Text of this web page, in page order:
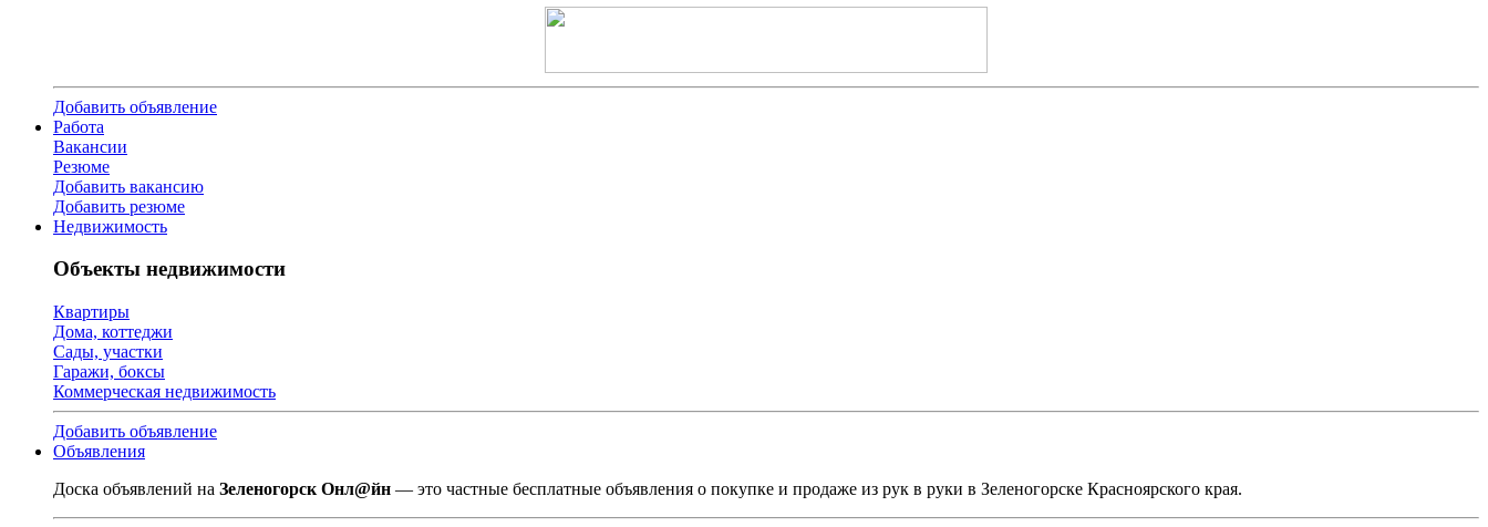
Добавить объявление
Работа
Вакансии
Резюме
Добавить вакансию
Добавить резюме
Недвижимость
Объекты недвижимости
Квартиры
Дома, коттеджи
Сады, участки
Гаражи, боксы
Коммерческая недвижимость
Добавить объявление
Объявления
Доска объявлений на Зеленогорск Онл@йн — это частные бесплатные объявления о покупке и продаже из рук в руки в Зеленогорске Красноярского края.